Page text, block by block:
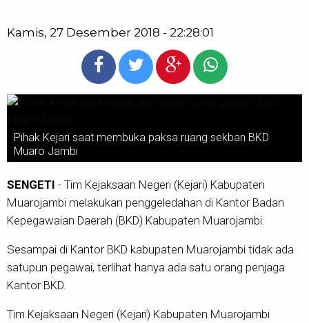
Kamis, 27 Desember 2018 - 22:28:01
Pihak Kejari saat membuka paksa ruang sekban BKD
Muaro Jambi
SENGETI - Tim Kejaksaan Negeri (Kejari) Kabupaten
Muarojambi melakukan penggeledahan di Kantor Badan
Kepegawaian Daerah (BKD) Kabupaten Muarojambi.
Sesampai di Kantor BKD kabupaten Muarojambi tidak ada
satupun pegawai, terlihat hanya ada satu orang penjaga
Kantor BKD.
Tim Kejaksaan Negeri (Kejari) Kabupaten Muarojambi